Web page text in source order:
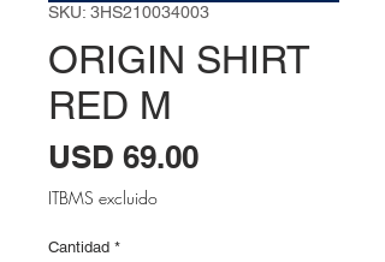
SKU: 3HS210034003
ORIGIN SHIRT
RED M
USD 69.00Precio
ITBMS excluido
Cantidad *